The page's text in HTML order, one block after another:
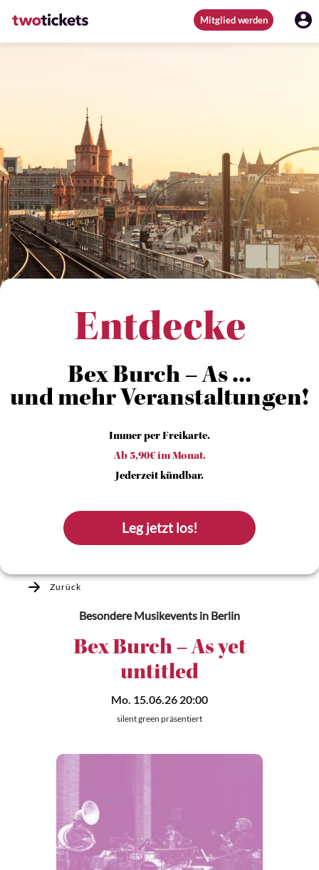
Mitglied werden
Entdecke
Bex Burch – As ...
und mehr Veranstaltungen!
Immer per Freikarte.
Ab 5,90€ im Monat.
Jederzeit kündbar.
Leg jetzt los!
Zurück
Besondere Musikevents in Berlin
Bex Burch – As yet
untitled
Mo. 15.06.26 20:00
silent green präsentiert